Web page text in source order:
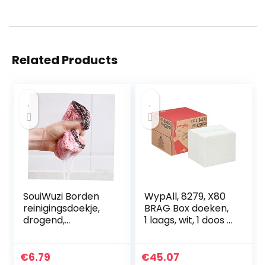
Related Products
SouiWuzi Borden
reinigingsdoekje,
drogend,
koraal, fleece,
€6.79
WypAll, 8279, X80
BRAG Box doeken,
1 laags, wit, 1 doos x
€45.07